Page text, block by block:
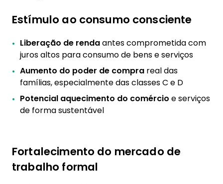
Estímulo ao consumo consciente
Liberação de rendaantes comprometida com
juros altos para consumo de bens e serviços
Aumento do poder de compra real das
famílias, especialmente das classes C e D
Potencial aquecimento do comércio e serviços
de forma sustentável
Fortalecimento do mercado de
trabalho formal